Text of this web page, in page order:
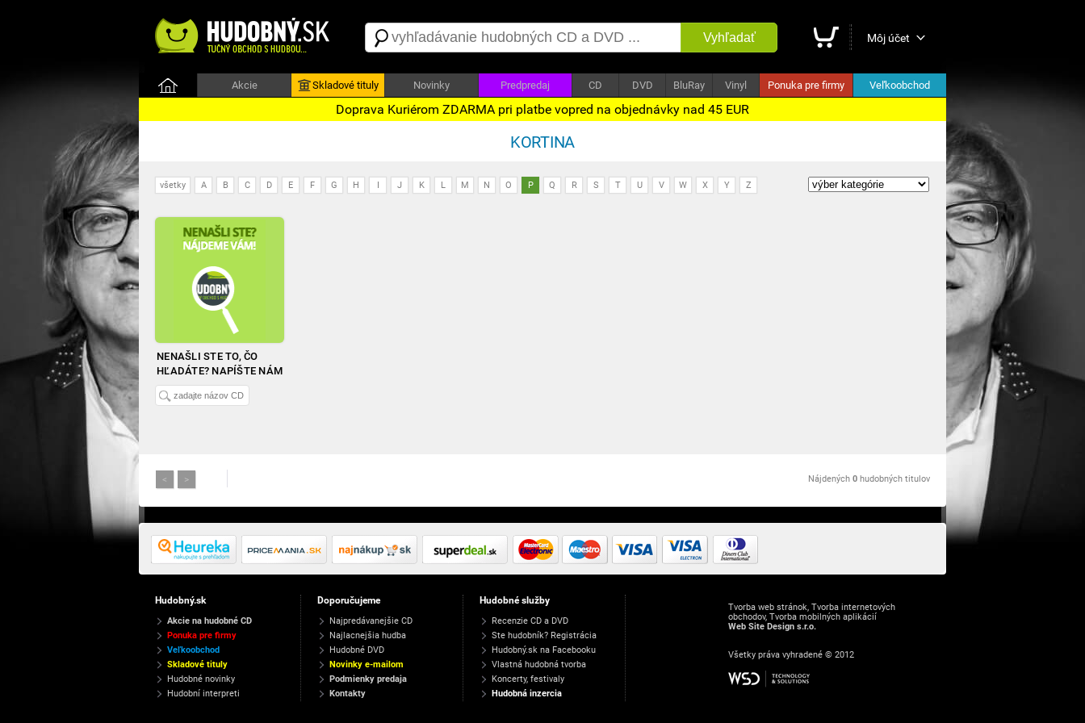
Vyhľadať Môj účet
Akcie Skladové tituly Novinky Predpredaj CD DVD BluRay Vinyl Ponuka pre firmy Veľkoobchod
Doprava Kuriérom ZDARMA pri platbe vopred na objednávky nad 45 EUR
KORTINA
všetky A B C D E F G H I J K L M N O P Q R S T U V W X Y Z
NENAŠLI STE TO, ČO
HĽADÁTE? NAPÍŠTE NÁM
< > Nájdených 0 hudobných titulov
Hudobný.sk
Akcie na hudobné CD
Ponuka pre firmy
Veľkoobchod
Skladové tituly
Hudobné novinky
Hudobní interpreti
Doporučujeme
Najpredávanejšie CD
Najlacnejšia hudba
Hudobné DVD
Novinky e-mailom
Podmienky predaja
Kontakty
Hudobné služby
Recenzie CD a DVD
Ste hudobník? Registrácia
Hudobný.sk na Facebooku
Vlastná hudobná tvorba
Koncerty, festivaly
Hudobná inzercia
Tvorba web stránok, Tvorba internetových
obchodov, Tvorba mobilných aplikácií
Web Site Design s.r.o.
Všetky práva vyhradené © 2012